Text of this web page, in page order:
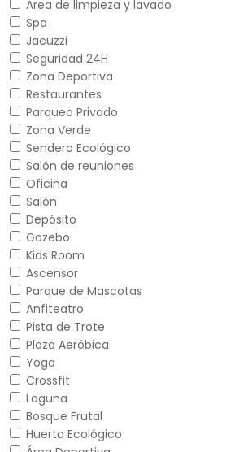
Área de limpieza y lavado
Spa
Jacuzzi
Seguridad 24H
Zona Deportiva
Restaurantes
Parqueo Privado
Zona Verde
Sendero Ecológico
Salón de reuniones
Oficina
Salón
Depósito
Gazebo
Kids Room
Ascensor
Parque de Mascotas
Anfiteatro
Pista de Trote
Plaza Aeróbica
Yoga
Crossfit
Laguna
Bosque Frutal
Huerto Ecológico